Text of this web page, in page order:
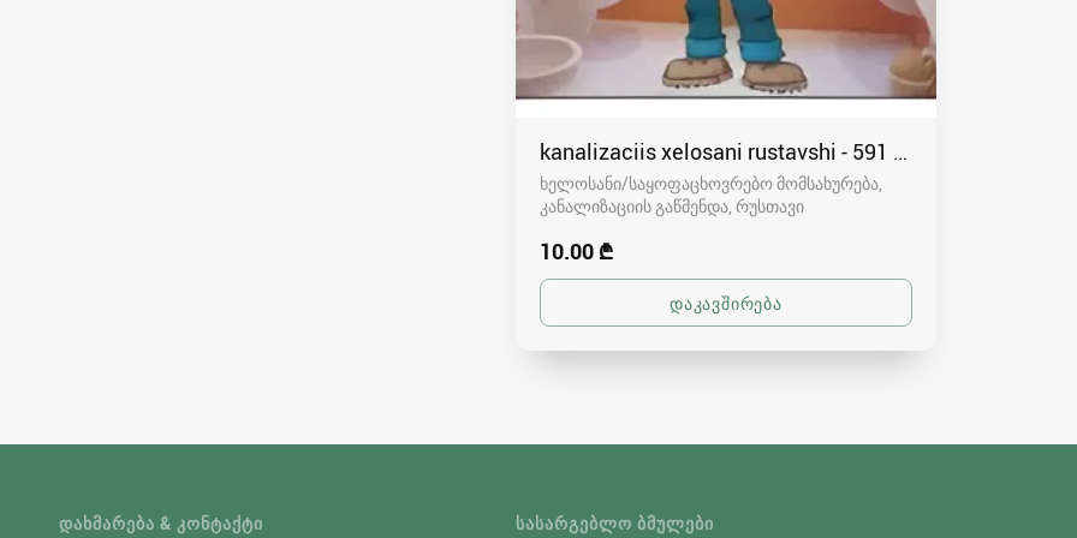
kanalizaciis xelosani rustavshi - 591 00 46 80
ხელოსანი/საყოფაცხოვრებო მომსახურება,
კანალიზაციის გაწმენდა რუსთავი
10.00 ₾
ᲓᲐᲮᲛᲐᲠᲔᲑᲐ & ᲙᲝᲜᲢᲐᲥᲢᲘ ᲡᲐᲡᲐᲠᲒᲔᲑᲚᲝ ᲑᲛᲣᲚᲔᲑᲘ